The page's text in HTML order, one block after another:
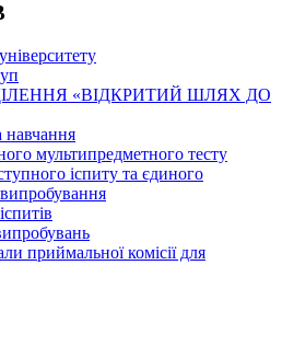
«ВІДКРИТИЙ ШЛЯХ ДО
мультипредметного тесту
іспиту та єдиного
приймальної комісії для